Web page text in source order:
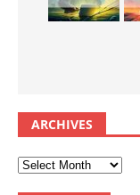
ARCHIVES